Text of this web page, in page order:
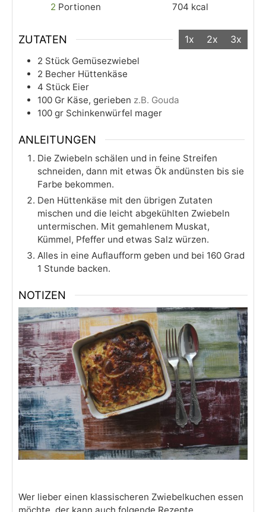
2 Portionen
704 kcal
ZUTATEN 1x 2x 3x
2 Stück Gemüsezwiebel
2 Becher Hüttenkäse
4 Stück Eier
100 Gr Käse, gerieben z.B. Gouda
100 gr Schinkenwürfel mager
ANLEITUNGEN
Die Zwiebeln schälen und in feine Streifen
schneiden, dann mit etwas Ök andünsten bis sie
Farbe bekommen.
Den Hüttenkäse mit den übrigen Zutaten
mischen und die leicht abgekühlten Zwiebeln
untermischen. Mit gemahlenem Muskat,
Kümmel, Pfeffer und etwas Salz würzen.
Alles in eine Auflaufform geben und bei 160 Grad
1 Stunde backen.
NOTIZEN
Wer lieber einen klassischeren Zwiebelkuchen essen